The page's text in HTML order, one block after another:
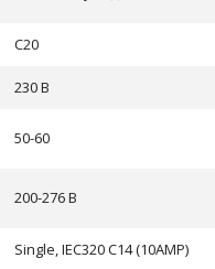
C20
230 В
50-60
200-276 В
Single, IEC320 C14 (10AMP)